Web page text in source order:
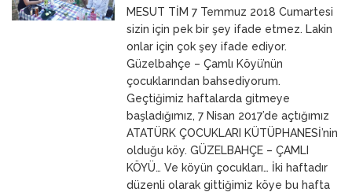
23 Mart 2026 ANNEMMESUT TİM 7 Temmuz 2018 Cumartesi
sizin için pek bir şey ifade etmez. Lakin
onlar için çok şey ifade ediyor.
Güzelbahçe – Çamlı Köyü’nün
çocuklarından bahsediyorum.
Geçtiğimiz haftalarda gitmeye
başladığımız, 7 Nisan 2017’de açtığımız
ATATÜRK ÇOCUKLARI KÜTÜPHANESİ’nin
olduğu köy. GÜZELBAHÇE – ÇAMLI
KÖYÜ… Ve köyün çocukları… İki haftadır
düzenli olarak gittiğimiz köye bu hafta